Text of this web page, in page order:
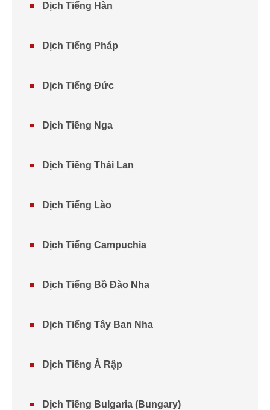
Dịch Tiếng Hàn
Dịch Tiếng Pháp
Dịch Tiếng Đức
Dịch Tiếng Nga
Dịch Tiếng Thái Lan
Dịch Tiếng Lào
Dịch Tiếng Campuchia
Dịch Tiếng Bồ Đào Nha
Dịch Tiếng Tây Ban Nha
Dịch Tiếng Ả Rập
Dịch Tiếng Bulgaria (Bungary)